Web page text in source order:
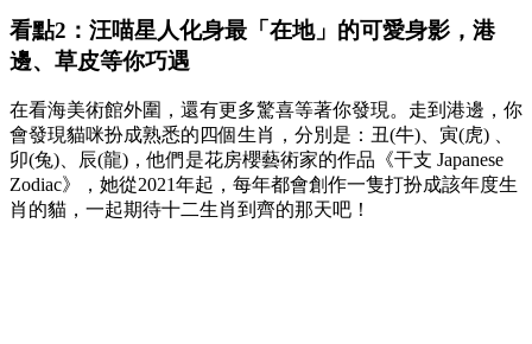
看點2：汪喵星人化身最「在地」的可愛身影，港
邊、草皮等你巧遇
在看海美術館外圍，還有更多驚喜等著你發現。走到港邊，你
會發現貓咪扮成熟悉的四個生肖，分別是：丑(牛)、寅(虎) 、
卯(兔)、辰(龍)，他們是花房櫻藝術家的作品《干支 Japanese
Zodiac》，她從2021年起，每年都會創作一隻打扮成該年度生
肖的貓，一起期待十二生肖到齊的那天吧！